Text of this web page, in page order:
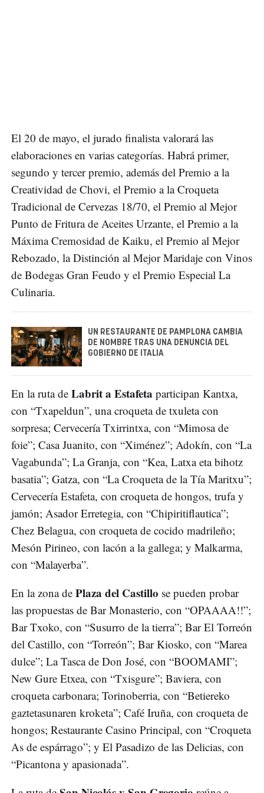
El 20 de mayo, el jurado finalista valorará las
elaboraciones en varias categorías. Habrá primer,
segundo y tercer premio, además del Premio a la
Creatividad de Chovi, el Premio a la Croqueta
Tradicional de Cervezas 18/70, el Premio al Mejor
Punto de Fritura de Aceites Urzante, el Premio a la
Máxima Cremosidad de Kaiku, el Premio al Mejor
Rebozado, la Distinción al Mejor Maridaje con Vinos
de Bodegas Gran Feudo y el Premio Especial La
Culinaria.
UN RESTAURANTE DE PAMPLONA CAMBIA
DE NOMBRE TRAS UNA DENUNCIA DEL
GOBIERNO DE ITALIA
En la ruta de Labrit a Estafeta participan Kantxa,
con “Txapeldun”, una croqueta de txuleta con
sorpresa; Cervecería Txirrintxa, con “Mimosa de
foie”; Casa Juanito, con “Ximénez”; Adokín, con “La
Vagabunda”; La Granja, con “Kea, Latxa eta bihotz
basatia”; Gatza, con “La Croqueta de la Tía Maritxu”;
Cervecería Estafeta, con croqueta de hongos, trufa y
jamón; Asador Erretegia, con “Chipiritiflautica”;
Chez Belagua, con croqueta de cocido madrileño;
Mesón Pirineo, con lacón a la gallega; y Malkarma,
con “Malayerba”.
En la zona de Plaza del Castillo se pueden probar
las propuestas de Bar Monasterio, con “OPAAAA!!”;
Bar Txoko, con “Susurro de la tierra”; Bar El Torreón
del Castillo, con “Torreón”; Bar Kiosko, con “Marea
dulce”; La Tasca de Don José, con “BOOMAMI”;
New Gure Etxea, con “Txisgure”; Baviera, con
croqueta carbonara; Torinoberria, con “Betiereko
gaztetasunaren kroketa”; Café Iruña, con croqueta de
hongos; Restaurante Casino Principal, con “Croqueta
As de espárrago”; y El Pasadizo de las Delicias, con
“Picantona y apasionada”.